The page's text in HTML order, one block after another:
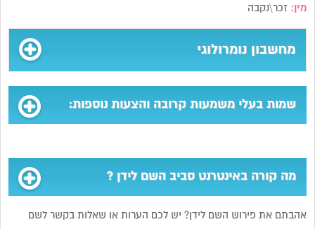
מין: זכר\נקבה
מחשבון נומרולוגי
שמות בעלי משמעות קרובה והצעות נוספות:
מה קורה באינטרנט סביב השם לידן ?
אהבתם את פירוש השם לידן? יש לכם הערות או שאלות בקשר לשם